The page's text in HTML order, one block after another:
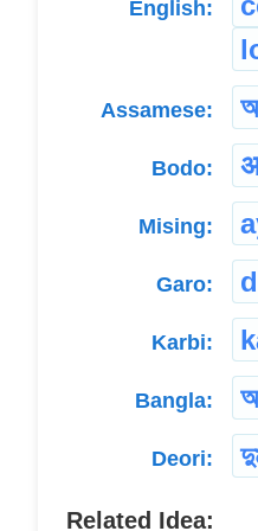
English:
Assamese:
Bodo:
Mising:
Garo:
Karbi:
Bangla:
Deori:
Related Idea: